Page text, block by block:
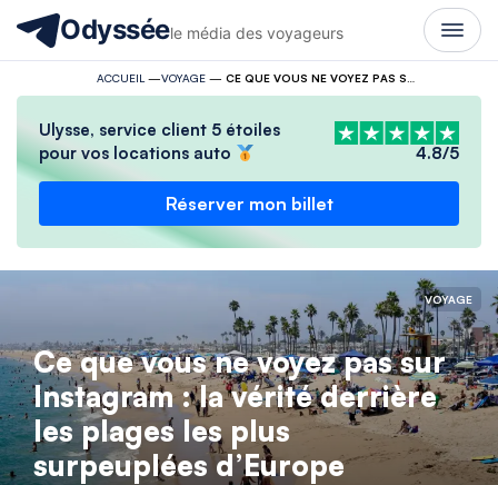
Odysséele média des voyageurs
ACCUEIL —VOYAGE—
Ulysse, service client 5 étoiles
pour vos locations auto
4.8/5
Réserver mon billet
VOYAGE
Ce que vous ne voyez pas sur
Instagram : la vérité derrière
les plages les plus
surpeuplées d’Europe